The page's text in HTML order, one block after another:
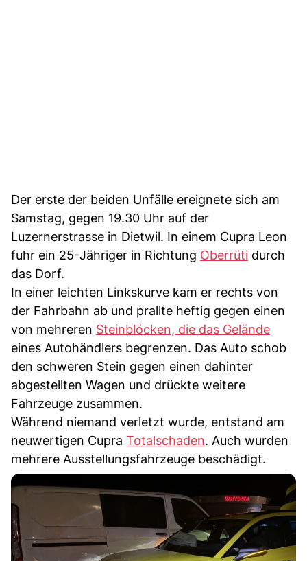
Der erste der beiden Unfälle ereignete sich am
Samstag, gegen 19.30 Uhr auf der
Luzernerstrasse in Dietwil. In einem Cupra Leon
fuhr ein 25-Jähriger in Richtung Oberrüti durch
das Dorf.
In einer leichten Linkskurve kam er rechts von
der Fahrbahn ab und prallte heftig gegen einen
von mehreren Steinblöcken, die das Gelände
eines Autohändlers begrenzen. Das Auto schob
den schweren Stein gegen einen dahinter
abgestellten Wagen und drückte weitere
Fahrzeuge zusammen.
Während niemand verletzt wurde, entstand am
neuwertigen Cupra Totalschaden. Auch wurden
mehrere Ausstellungsfahrzeuge beschädigt.